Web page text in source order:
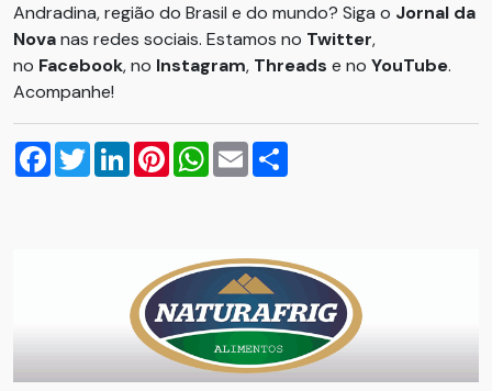
Andradina, região do Brasil e do mundo? Siga o Jornal da
Novanas redes sociais. Estamos no Twitter,
no Facebook, no Instagram, Threads e no YouTube.
Acompanhe!
Facebook
TwitterLinkedInPinterestWhatsApp
Email